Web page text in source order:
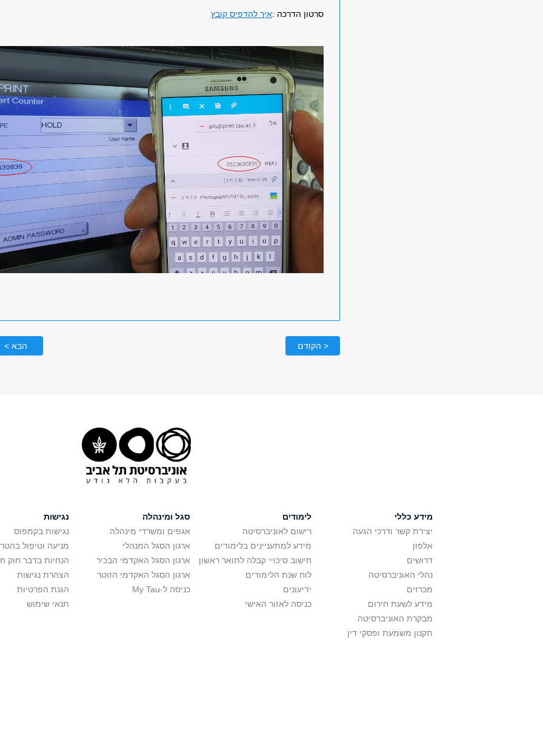
סרטון הדרכה :איך להדפיס קובץ
< הקודם הבא >
מידע כללי
יצירת קשר ודרכי הגעה
אלפון
דרושים
נהלי האוניברסיטה
מכרזים
מידע לשעת חירום
מבקרת האוניברסיטה
תקנון משמעת ופסקי דין
לימודים
רישום לאוניברסיטה
מידע למתעניינים בלימודים
חישוב סיכויי קבלה לתואר ראשון
לוח שנת הלימודים
ידיעונים
כניסה לאזור האישי
סגל ומינהלה
אגפים ומשרדי מינהלה
ארגון הסגל המנהלי
ארגון הסגל האקדמי הבכיר
ארגון הסגל האקדמי הזוטר
כניסה ל-My Tau
נגישות
נגישות בקמפוס
מניעה וטיפול
הנחיות בדבר חוק
הצהרת נגישות
הגנת הפרטיות
תנאי שימוש